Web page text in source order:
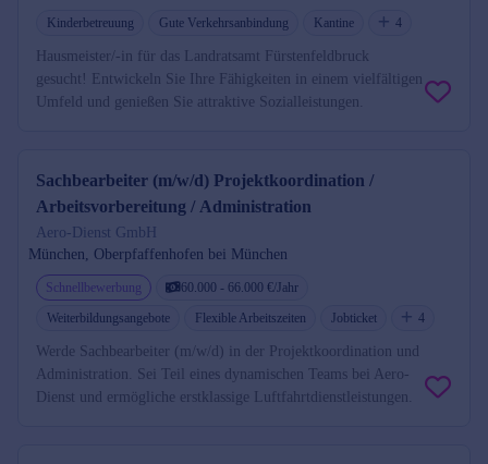
Kinderbetreuung Gute Verkehrsanbindung Kantine 4
Hausmeister/-in für das Landratsamt Fürstenfeldbruck
gesucht! Entwickeln Sie Ihre Fähigkeiten in einem vielfältigen
Umfeld und genießen Sie attraktive Sozialleistungen.
Sachbearbeiter (m/w/d) Projektkoordination /
Arbeitsvorbereitung / Administration
Aero-Dienst GmbH
München, Oberpfaffenhofen bei München
Schnellbewerbung
60.000 - 66.000 €/Jahr
Weiterbildungsangebote
Flexible Arbeitszeiten Jobticket 4
Werde Sachbearbeiter (m/w/d) in der Projektkoordination und
Administration. Sei Teil eines dynamischen Teams bei Aero-
Dienst und ermögliche erstklassige Luftfahrtdienstleistungen.